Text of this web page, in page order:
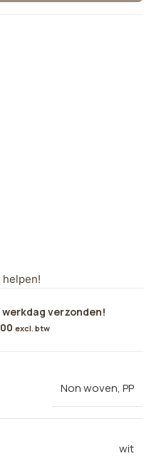
helpen!
verzonden!
excl. btw
Non woven, PP
wit